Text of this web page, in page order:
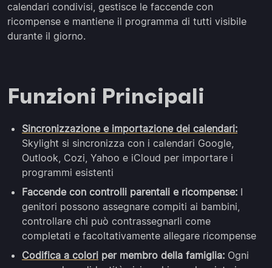
calendari condivisi, gestisce le faccende con
ricompense e mantiene il programma di tutti visibile
durante il giorno.
Funzioni Principali
Sincronizzazione e importazione dei calendari:
Skylight si sincronizza con i calendari Google,
Outlook, Cozi, Yahoo e iCloud per importare i
programmi esistenti
Faccende con controlli parentali e ricompense: I
genitori possono assegnare compiti ai bambini,
controllare chi può contrassegnarli come
completati e facoltativamente allegare ricompense
Codifica a colori per membro della famiglia: Ogni